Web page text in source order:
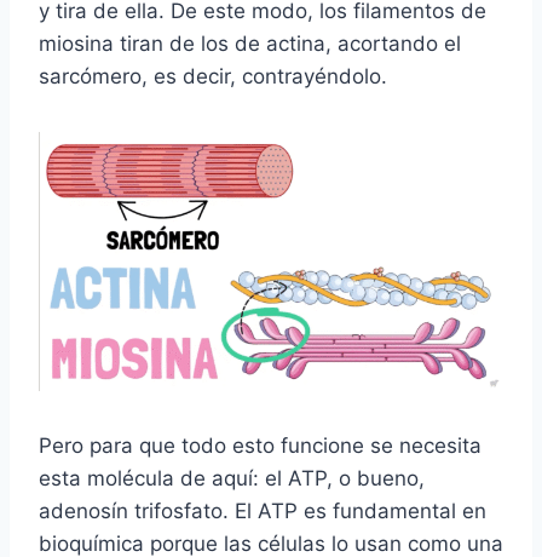
y tira de ella. De este modo, los filamentos de
miosina tiran de los de actina, acortando el
sarcómero, es decir, contrayéndolo.
Pero para que todo esto funcione se necesita
esta molécula de aquí: el ATP, o bueno,
adenosín trifosfato. El ATP es fundamental en
bioquímica porque las células lo usan como una